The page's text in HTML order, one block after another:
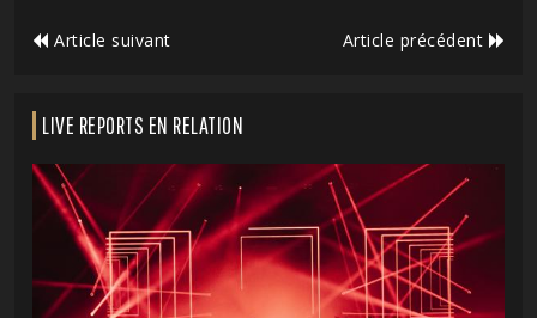
Article suivant Article précédent
LIVE REPORTS EN RELATION